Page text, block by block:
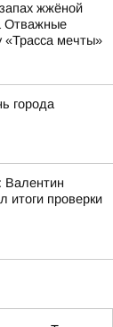
жжёной
Отважные
мечты»
города
Валентин
итоги проверки